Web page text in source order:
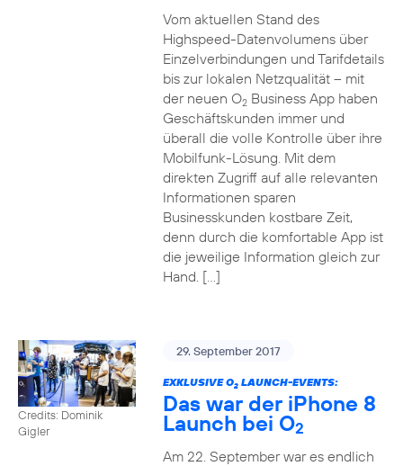
Vom aktuellen Stand des
Highspeed-Datenvolumens über
Einzelverbindungen und Tarifdetails
bis zur lokalen Netzqualität – mit
der neuen O2Business App haben
Geschäftskunden immer und
überall die volle Kontrolle über ihre
Mobilfunk-Lösung. Mit dem
direkten Zugriff auf alle relevanten
Informationen sparen
Businesskunden kostbare Zeit,
denn durch die komfortable App ist
die jeweilige Information gleich zur
Hand. […]
Credits: Dominik
Gigler
29. September 2017
EXKLUSIVE O2LAUNCH-EVENTS:
Das war der iPhone 8
Launch bei O2
Am 22. September war es endlich